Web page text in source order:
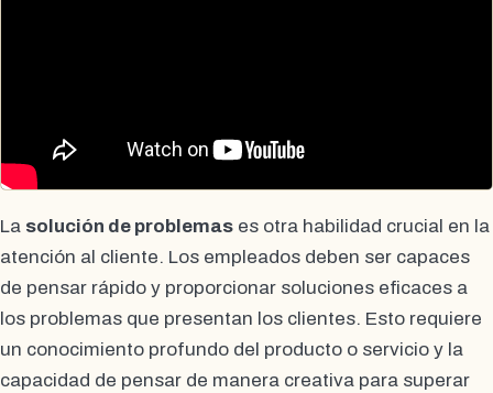
La solución de problemas es otra habilidad crucial en la
atención al cliente. Los empleados deben ser capaces
de pensar rápido y proporcionar soluciones eficaces a
los problemas que presentan los clientes. Esto requiere
un conocimiento profundo del producto o servicio y la
capacidad de pensar de manera creativa para superar